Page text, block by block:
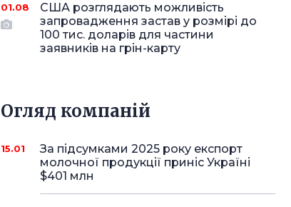
01.08
США розглядають можливість
запровадження застав у розмірі до
100 тис. доларів для частини
заявників на грін-карту
Огляд компаній
15.01
За підсумками 2025 року експорт
молочної продукції приніс Україні
$401 млн